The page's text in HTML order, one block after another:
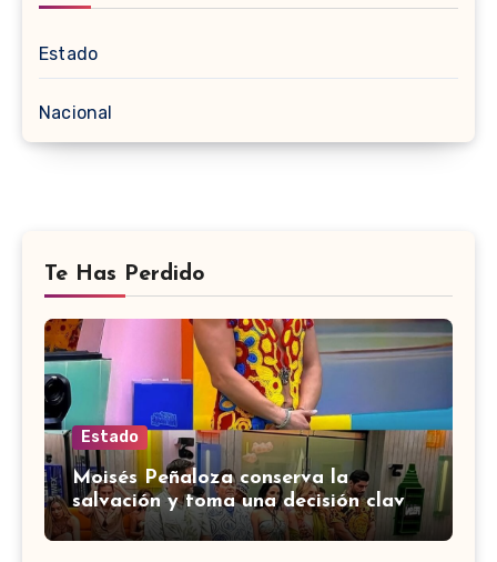
Estado
Nacional
Te Has Perdido
Estado
Moisés Peñaloza conserva la
salvación y toma una decisión clave
en ‘La Casa de los Famosos’